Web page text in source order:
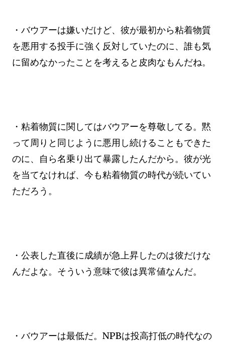
・バウアーは嫌いだけど、彼が最初から粘着物質
を悪用する投手に強く反対していたのに、誰も気
に留めなかったことを考えると皮肉なもんだね。
・粘着物質に関してはバウアーを尊敬してる。黙
って周りと同じように悪用し続けることもできた
のに、自ら名乗り出て暴露したんだから。彼が光
を当てなければ、今も粘着物質の時代が続いてい
ただろう。
・公表した直後に成績が急上昇したのは彼だけな
んだよな。そういう意味で彼は異常値なんだ。
・バウアーは最低だ。NPBは投高打低の時代なの